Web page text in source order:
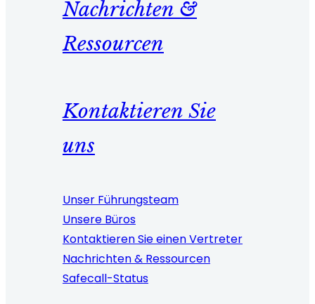
Nachrichten &
Ressourcen
Kontaktieren Sie
uns
Unser Führungsteam
Unsere Büros
Kontaktieren Sie einen Vertreter
Nachrichten & Ressourcen
Safecall-Status